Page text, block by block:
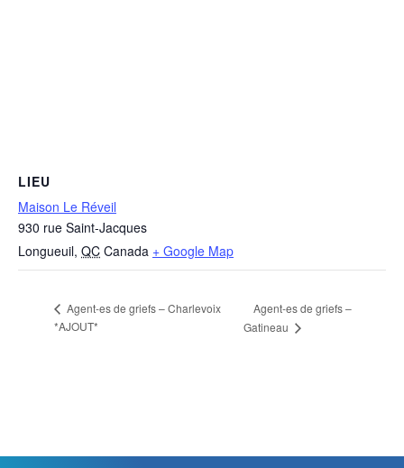
LIEU
Maison Le Réveil
930 rue Saint-Jacques
Longueuil, QC Canada + Google Map
Agent-es de griefs – Charlevoix
*AJOUT*
Agent-es de griefs –
Gatineau